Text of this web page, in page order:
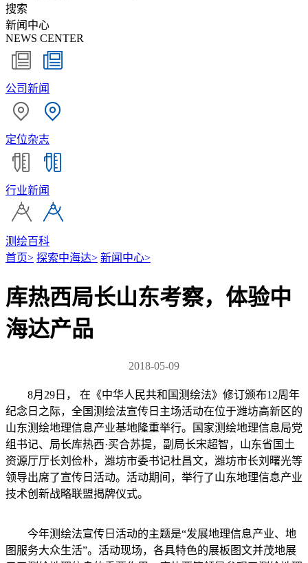
搜索
新闻中心
NEWS CENTER
公司新闻
定位杂志
行业新闻
测绘百科
首页> 探索中海达> 新闻中心>
库热西局长山东考察，体验中
海达产品
2018-05-09
8月29日， 在《中华人民共和国测绘法》修订颁布12周年
纪念日之际，全国测绘法宣传日主场活动在位于潍坊高新区的
山东测绘地理信息产业基地隆重举行。国家测绘地理信息局党
组书记、局长库热西·买合苏提，副局长宋超智，山东省国土
资源厅厅长刘俭朴，潍坊市委书记杜昌文，潍坊市长刘曙光等
领导出席了宣传日活动。活动期间，举行了山东地理信息产业
技术创新战略联盟揭牌仪式。
今年测绘法宣传日活动的主题是“发展地理信息产业、地
图服务大众生活”。活动现场，各具特色的展板图文并茂地展